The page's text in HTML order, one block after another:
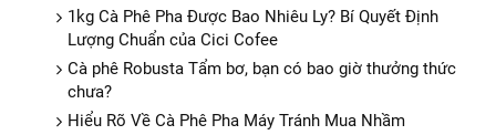
1kg Cà Phê Pha Được Bao Nhiêu Ly? Bí Quyết Định
Lượng Chuẩn của Cici Cofee
Cà phê Robusta Tẩm bơ, bạn có bao giờ thưởng thức
chưa?
Hiểu Rõ Về Cà Phê Pha Máy Tránh Mua Nhầm